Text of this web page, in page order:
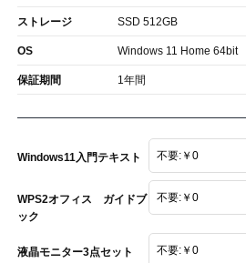
ストレージ SSD 512GB
OS Windows 11 Home 64bit
保証期間 1年間
Windows11入門テキスト
WPS2オフィス ガイドブ
ック
液晶モニター3点セット